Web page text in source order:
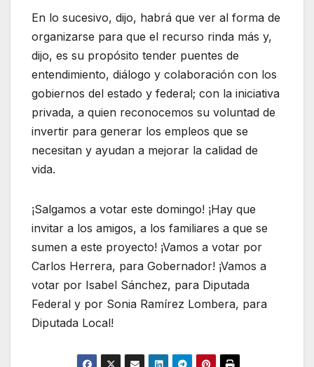
En lo sucesivo, dijo, habrá que ver al forma de
organizarse para que el recurso rinda más y,
dijo, es su propósito tender puentes de
entendimiento, diálogo y colaboración con los
gobiernos del estado y federal; con la iniciativa
privada, a quien reconocemos su voluntad de
invertir para generar los empleos que se
necesitan y ayudan a mejorar la calidad de
vida.
¡Salgamos a votar este domingo! ¡Hay que
invitar a los amigos, a los familiares a que se
sumen a este proyecto! ¡Vamos a votar por
Carlos Herrera, para Gobernador! ¡Vamos a
votar por Isabel Sánchez, para Diputada
Federal y por Sonia Ramírez Lombera, para
Diputada Local!